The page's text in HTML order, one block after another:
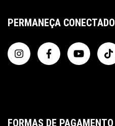
PERMANEÇA CONECTADO
FORMAS DE PAGAMENTO